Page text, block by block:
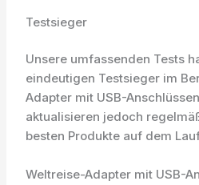
Testsieger
Unsere umfassenden Tests
eindeutigen Testsieger im
Adapter mit USB-
aktualisieren jedoch
besten Produkte auf dem
Weltreise-Adapter mit USB-